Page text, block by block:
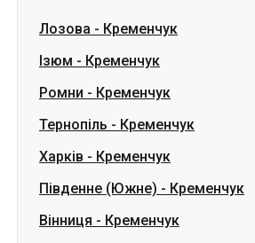
Лозова - Кременчук
Ізюм - Кременчук
Ромни - Кременчук
Тернопіль - Кременчук
Харків - Кременчук
Південне (Южне) - Кременчук
Вінниця - Кременчук